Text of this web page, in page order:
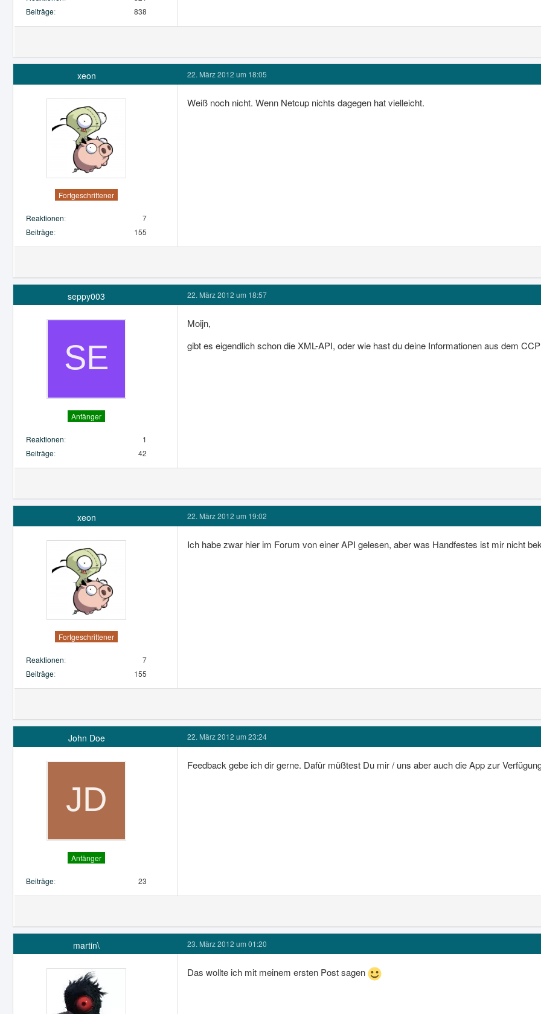
Beiträge
838
xeon
Fortgeschrittener
Reaktionen
7
Beiträge
155
22. März 2012 um 18:05
Weiß noch nicht. Wenn Netcup nichts dagegen hat vielleicht.
seppy003
Anfänger
Reaktionen
1
Beiträge
42
22. März 2012 um 18:57
Moijn,
gibt es eigendlich schon die XML-API, oder wie hast du deine Informationen aus dem
xeon
Fortgeschrittener
Reaktionen
7
Beiträge
155
22. März 2012 um 19:02
Ich habe zwar hier im Forum von einer API gelesen, aber was Handfestes ist mir nicht
John Doe
Anfänger
Beiträge 23
22. März 2012 um 23:24
Feedback gebe ich dir gerne. Dafür müßtest Du mir / uns aber auch die App zur
martin\ 23. März 2012 um 01:20
Das wollte ich mit meinem ersten Post sagen